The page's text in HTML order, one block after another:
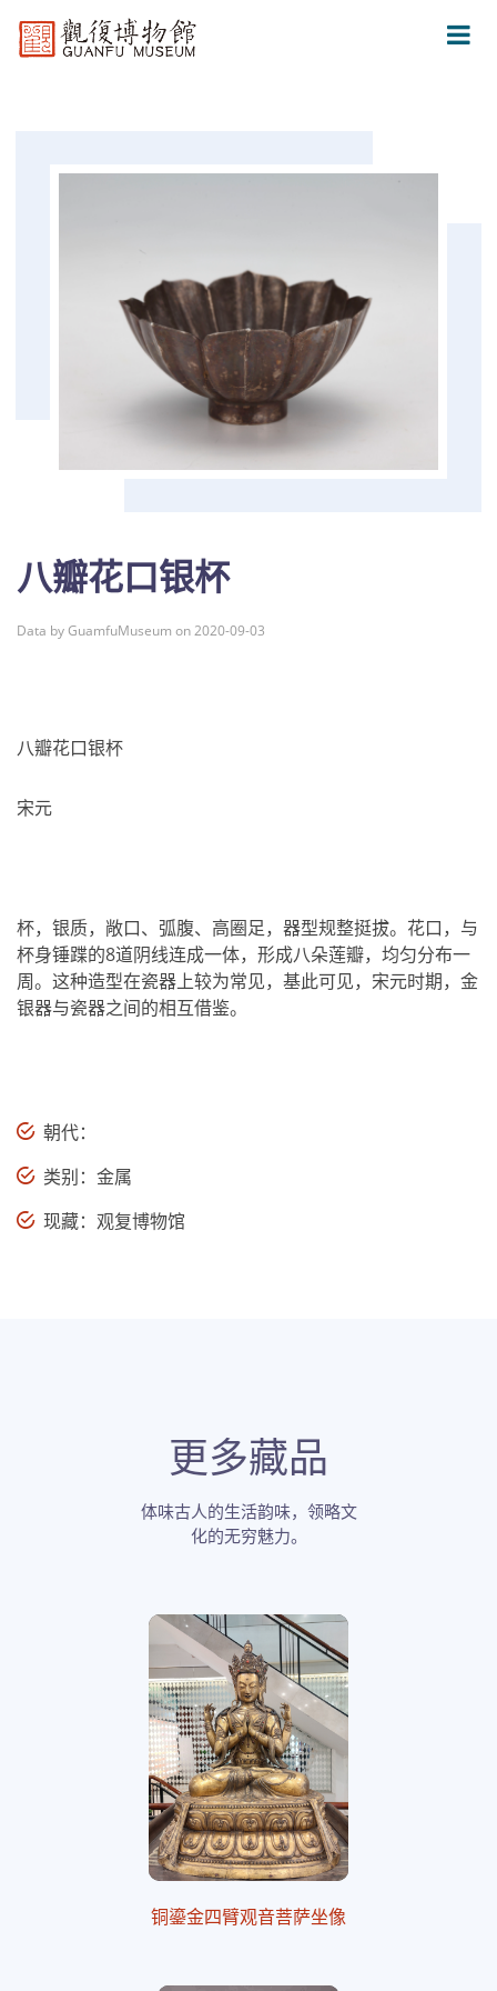
八瓣花口银杯
Data by GuamfuMuseum on 2020-09-03
八瓣花口银杯
宋元
杯，银质，敞口、弧腹、高圈足，器型规整挺拔。花口，与
杯身锤蹀的8道阴线连成一体，形成八朵莲瓣，均匀分布一
周。这种造型在瓷器上较为常见，基此可见，宋元时期，金
银器与瓷器之间的相互借鉴。
朝代：
类别：金属
现藏：观复博物馆
更多藏品
体味古人的生活韵味，领略文
化的无穷魅力。
铜鎏金四臂观音菩萨坐像